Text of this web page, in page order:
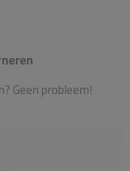
Geen probleem!